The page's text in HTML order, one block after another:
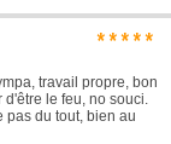
*****
travail propre, bon
le feu, no souci.
pas du tout, bien au